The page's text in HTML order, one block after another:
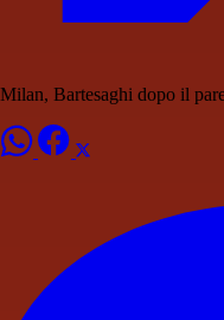
Milan, Bartesaghi dopo il